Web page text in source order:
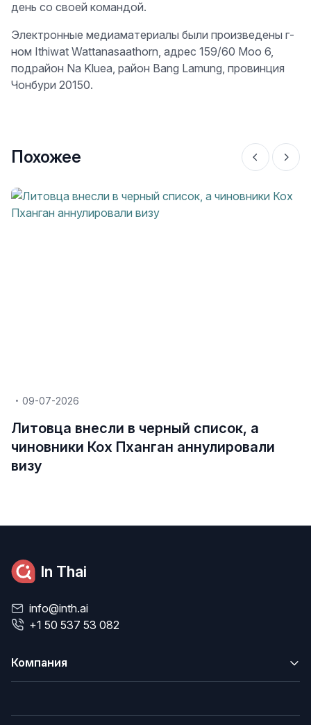
день со своей командой.
Электронные медиаматериалы были произведены г-
ном Ithiwat Wattanasaathorn, адрес 159/60 Moo 6,
подрайон Na Kluea, район Bang Lamung, провинция
Чонбури 20150.
Похожее
09-07-2026
Литовца внесли в черный список, а
чиновники Кох Пханган аннулировали
визу
In Thai
info@inth.ai
+1 50 537 53 082
Компания